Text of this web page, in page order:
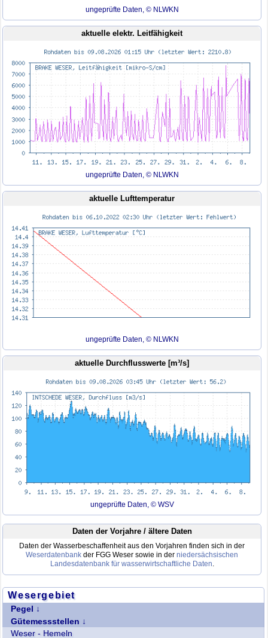
ungeprüfte Daten, © NLWKN
aktuelle elektr. Leitfähigkeit
ungeprüfte Daten, © NLWKN
aktuelle Lufttemperatur
ungeprüfte Daten, © NLWKN
aktuelle Durchflusswerte [m³/s]
ungeprüfte Daten, © WSV
Daten der Vorjahre / ältere Daten
Daten der Wasserbeschaffenheit aus den Vorjahren finden sich in der
Weserdatenbank der FGG Weser sowie in derniedersächsischen
Landesdatenbank für wasserwirtschaftliche Daten.
Wesergebiet
Pegel
Weser - Hannoversch-Münden
Weser - Wahmbeck
Gütemessstellen
Weser - Hemeln